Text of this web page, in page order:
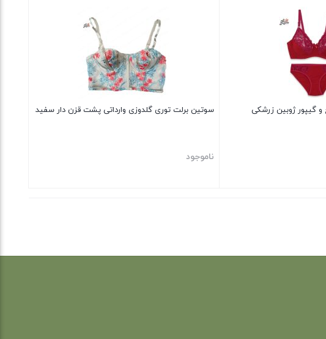
ژوبین زرشکی سوتین برلت توری گلدوزی وارداتی پشت قزن دار سفید
ناموجود